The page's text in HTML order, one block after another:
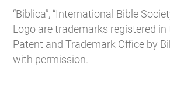
“Biblica”, “International Bible
Logo are trademarks registered
Patent and Trademark Office by
with permission.